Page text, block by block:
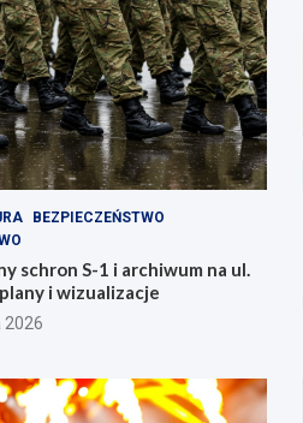
BEZPIECZEŃSTWO
schron S-1 i archiwum na ul.
i wizualizacje
2026